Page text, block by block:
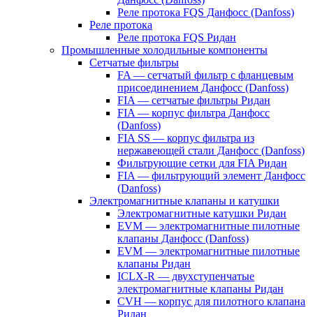
Реле протока FQS Данфосс (Danfoss)
Реле протока
Реле протока FQS Ридан
Промышленные холодильные компоненты
Сетчатые фильтры
FA — сетчатый фильтр с фланцевым
присоединением Данфосс (Danfoss)
FIA — сетчатые фильтры Ридан
FIA — корпус фильтра Данфосс
(Danfoss)
FIA SS — корпус фильтра из
нержавеющей стали Данфосс (Danfoss)
Фильтрующие сетки для FIA Ридан
FIA — фильтрующий элемент Данфосс
(Danfoss)
Электромагнитные клапаны и катушки
Электромагнитные катушки Ридан
EVM — электромагнитные пилотные
клапаны Данфосс (Danfoss)
EVM — электромагнитные пилотные
клапаны Ридан
ICLX-R — двухступенчатые
электромагнитные клапаны Ридан
CVH — корпус для пилотного клапана
Ридан